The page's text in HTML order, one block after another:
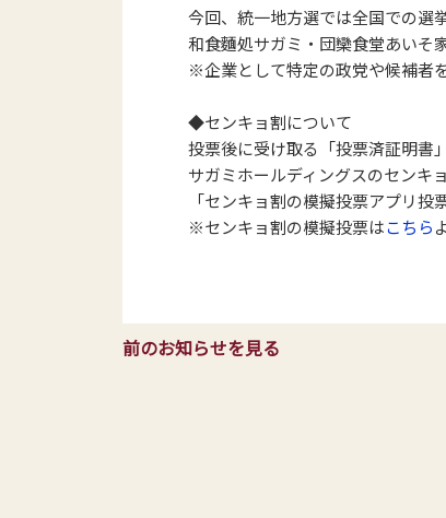
今回、統一地方選では全国での選
和食麵処サガミ・団欒食堂あいそ
※企業として特定の政党や候補者
◆センキョ割について
投票後に受け取る「投票済証明書
サガミホールディングスのセンキ
「センキョ割の模擬投票アプリ
※センキョ割の模擬投票はこちら
前のお知らせを見る